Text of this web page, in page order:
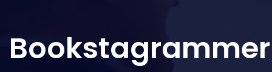
Bookstagrammer